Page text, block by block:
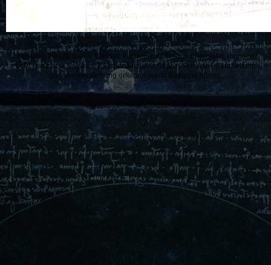
Hinweis: Inhalte dieser Website können künstlerisch bearbeitet, montiert
oder ganz bzw. teilweise KI-unterstützt erstellt sein. Auswahl, Bearbeitung
und Veröffentlichung erfolgen durch Susanne Albers.